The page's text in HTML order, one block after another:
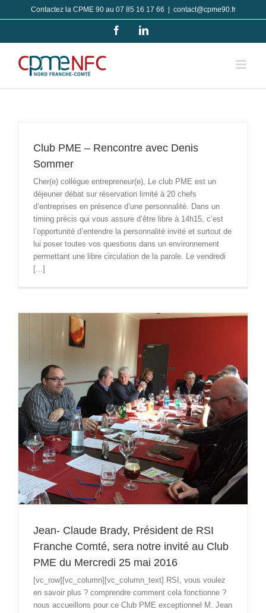
au
Contactez la CPME 90 au 07 85 16 17 66 contact@cpme90.fr
FacebookLinkedIn
Club PME – Rencontre avec Denis
Sommer
Cher(e) collègue entrepreneur(e), Le club PME est un
déjeuner débat sur réservation limité à 20 chefs
d’entreprises en présence d’une personnalité. Dans un
timing précis qui vous assure d’être libre à 14h15, c’est
l’opportunité d’entendre la personnalité invité et surtout de
lui poser toutes vos questions dans un environnement
permettant une libre circulation de la parole. Le vendredi
[...]
Jean- Claude Brady, Président de RSI
Franche Comté, sera notre invité au Club
PME du Mercredi 25 mai 2016
[vc_row][vc_column][vc_column_text] RSI, vous voulez
en savoir plus ? comprendre comment cela fonctionne ?
nous accueillons pour ce Club PME exceptionnel M. Jean